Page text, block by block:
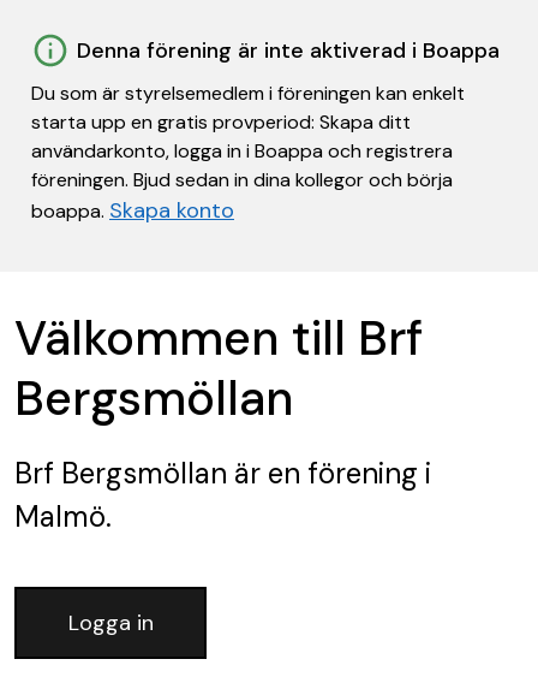
Denna förening är inte aktiverad i Boappa
Du som är styrelsemedlem i föreningen kan enkelt
starta upp en gratis provperiod: Skapa ditt
användarkonto, logga in i Boappa och registrera
föreningen. Bjud sedan in dina kollegor och börja
boappa. Skapa konto
Välkommen till Brf
Bergsmöllan
Brf Bergsmöllan är en förening i
Malmö.
Logga in